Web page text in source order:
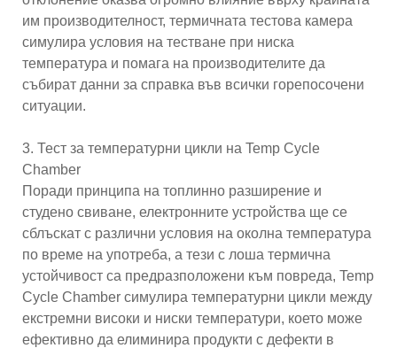
им производителност, термичната тестова камера
симулира условия на тестване при ниска
температура и помага на производителите да
събират данни за справка във всички горепосочени
ситуации.
3. Тест за температурни цикли на Temp Cycle
Chamber
Поради принципа на топлинно разширение и
студено свиване, електронните устройства ще се
сблъскат с различни условия на околна температура
по време на употреба, а тези с лоша термична
устойчивост са предразположени към повреда, Temp
Cycle Chamber симулира температурни цикли между
екстремни високи и ниски температури, което може
ефективно да елиминира продукти с дефекти в